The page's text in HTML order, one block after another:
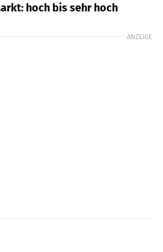
hoch bis sehr hoch
ANZEIGE